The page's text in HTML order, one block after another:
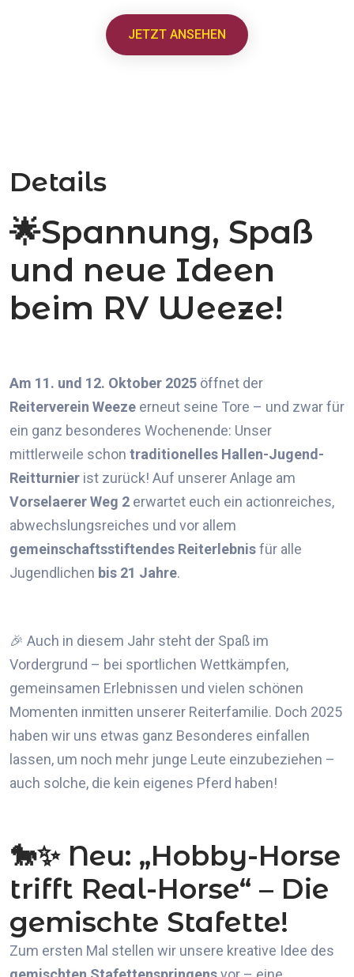
JETZT ANSEHEN
Details
🌟Spannung, Spaß
und neue Ideen
beim RV Weeze!
Am 11. und 12. Oktober 2025 öffnet der
Reiterverein Weeze erneut seine Tore – und zwar für
ein ganz besonderes Wochenende: Unser
mittlerweile schon traditionelles Hallen-Jugend-
Reitturnier ist zurück! Auf unserer Anlage am
Vorselaerer Weg 2 erwartet euch ein actionreiches,
abwechslungsreiches und vor allem
gemeinschaftsstiftendes Reiterlebnisfür alle
Jugendlichen bis 21 Jahre.
🎉 Auch in diesem Jahr steht der Spaß im
Vordergrund – bei sportlichen Wettkämpfen,
gemeinsamen Erlebnissen und vielen schönen
Momenten inmitten unserer Reiterfamilie. Doch 2025
haben wir uns etwas ganz Besonderes einfallen
lassen, um noch mehr junge Leute einzubeziehen –
auch solche, die kein eigenes Pferd haben!
🐎✨ Neu: „Hobby-Horse
trifft Real-Horse“ – Die
gemischte Stafette!
Zum ersten Mal stellen wir unsere kreative Idee des